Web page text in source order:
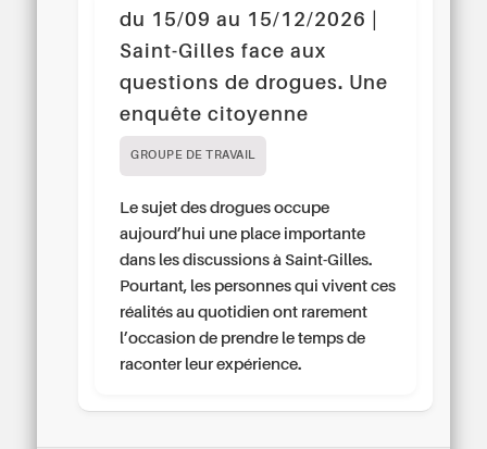
du 15/09 au 15/12/2026 |
Saint-Gilles face aux
questions de drogues. Une
enquête citoyenne
GROUPE DE TRAVAIL
Le sujet des drogues occupe
aujourd’hui une place importante
dans les discussions à Saint-Gilles.
Pourtant, les personnes qui vivent ces
réalités au quotidien ont rarement
l’occasion de prendre le temps de
raconter leur expérience.